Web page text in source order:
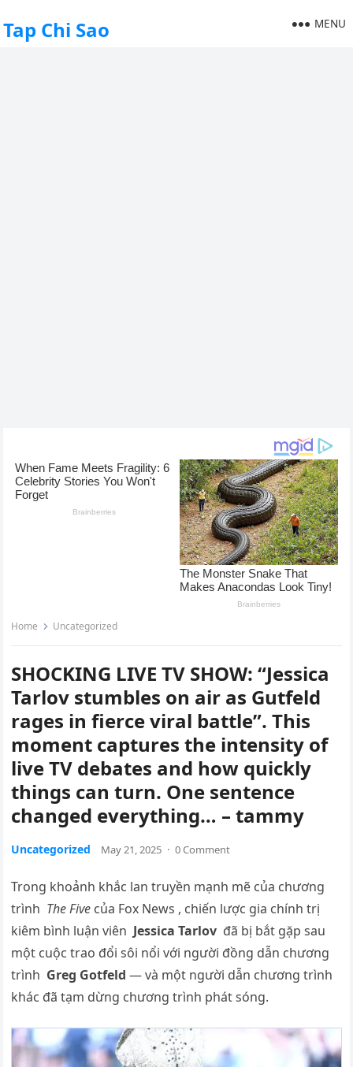
Tap Chi Sao MENU
Home Uncategorized
SHOCKING LIVE TV SHOW: “Jessica
Tarlov stumbles on air as Gutfeld
rages in fierce viral battle”. This
moment captures the intensity of
live TV debates and how quickly
things can turn. One sentence
changed everything… – tammy
Uncategorized May 21, 2025 · 0 Comment
Trong khoảnh khắc lan truyền mạnh mẽ của chương
trình The Five của Fox News , chiến lược gia chính trị
kiêm bình luận viênJessica Tarlov đã bị bắt gặp sau
một cuộc trao đổi sôi nổi với người đồng dẫn chương
trình Greg Gotfeld — và một người dẫn chương trình
khác đã tạm dừng chương trình phát sóng.